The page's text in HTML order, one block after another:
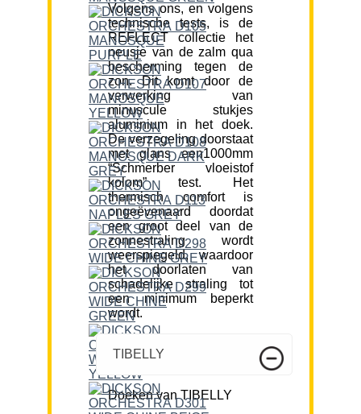
Volgens ons, en volgens
technische tests, is de
REFLECT collectie het
neusje van de zalm qua
bescherming tegen de
zon. Dit komt door de
verwerking van
minuscule stukjes
aluminium in het doek.
De verzegeling doorstaat
met glans een1000mm
“Schmerber vloeistof
kolom” test. Het
thermisch comfort is
ongeëvenaard doordat
een groot deel van de
zonnestraling wordt
weerspiegeld, waardoor
het doorlaten van
schadelijke straling tot
een minimum beperkt
wordt.
TIBELLY
Doeken van TIBELLY